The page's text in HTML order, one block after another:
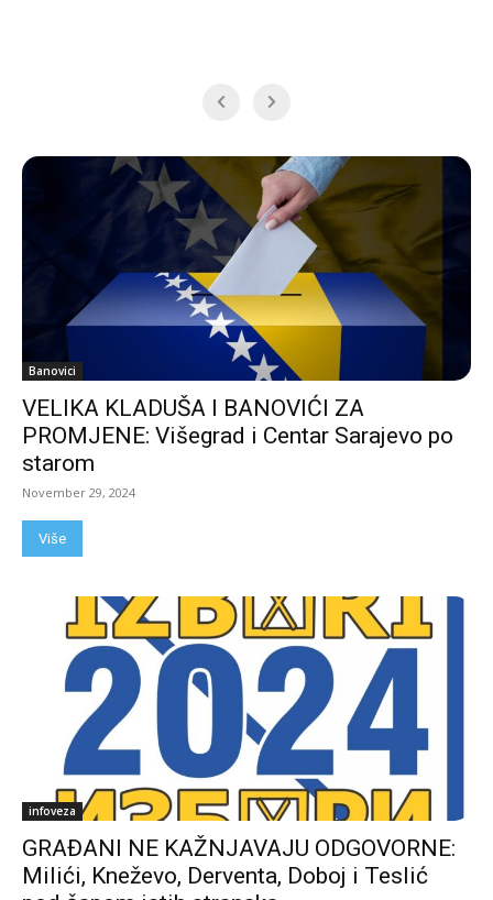
Banovici
VELIKA KLADUŠA I BANOVIĆI ZA
PROMJENE: Višegrad i Centar Sarajevo po
starom
November 29, 2024
Više
infoveza
GRAĐANI NE KAŽNJAVAJU ODGOVORNE:
Milići, Kneževo, Derventa, Doboj i Teslić